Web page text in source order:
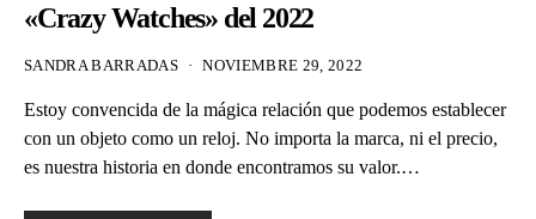
«Crazy Watches» del 2022
SANDRA BARRADAS NOVIEMBRE 29, 2022
Estoy convencida de la mágica relación que podemos establecer
con un objeto como un reloj. No importa la marca, ni el precio,
es nuestra historia en donde encontramos su valor.…